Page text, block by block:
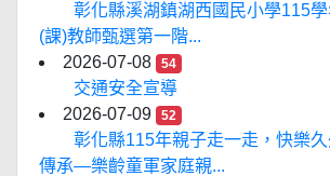
彰化縣溪湖鎮湖西國民小學115
(課)教師甄選第一階...
2026-07-08
54
交通安全宣導
2026-07-09
52
彰化縣115年親子走一走，快樂
傳承—樂齡童軍家庭親...